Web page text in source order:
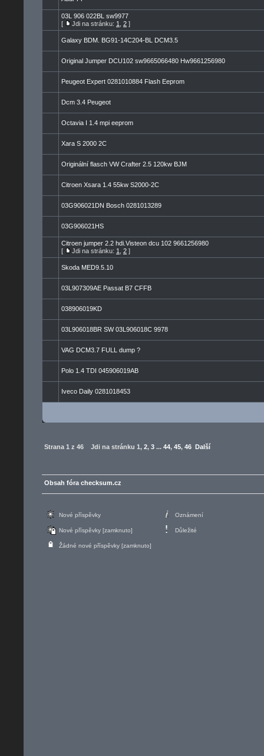
03L 906 022BL sw9977
[
Jdi na stránku: 1 2 ]
Galaxy BDM. BG91-14C204-BL DCM3.5
Original Jumper DCU102 sw9665066480 Hw9661256980
Peugeot Expert 0281010884 Flash Eeprom
Dcm 3.4 Peugeot
Octavia I 1.4 mpi eeprom
Xara S 2000 2C
Originální flasch VW Crafter 2.5 120kw BJM
Citroen Xsara 1.4 55kw S2000-2C
03G906021DN Bosch 0281013289
03G906021HS
Citroen jumper 2.2 hdi.Visteon dcu 102 9661256980
[
Jdi na stránku: 1 2 ]
Skoda MED9.5.10
03L907309AE Passat B7 CFFB
038906019KD
03L906018BR SW 03L906018C 9978
VAG DCM3.7 FULL dump ?
Polo 1.4 TDI 045906019AB
Iveco Daily 0281018453
Strana 1 z 46 Jdi na stránku 1, 2, 3 ... 44, 45, 46 Další
Obsah fóra checksum.cz
Nové příspěvky Oznámení
Nové příspěvky [zamknuto] Důležité
Žádné nové příspěvky [zamknuto]